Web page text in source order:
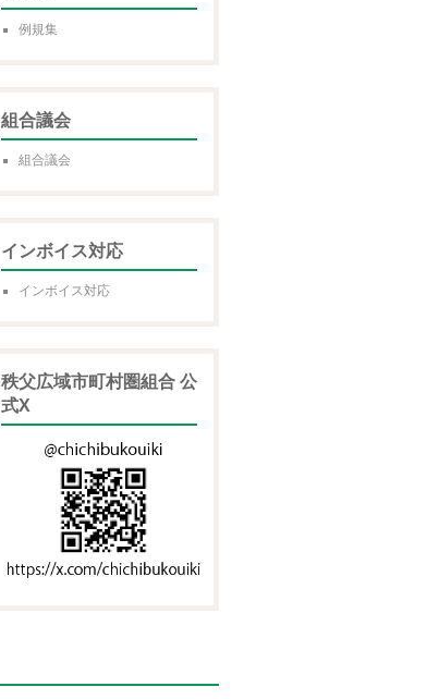
例規集
組合議会
組合議会
インボイス対応
インボイス対応
秩父広域市町村圏組合 公
式X